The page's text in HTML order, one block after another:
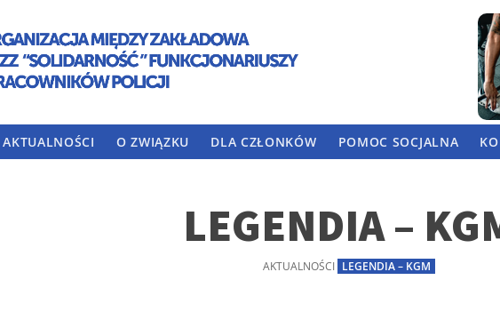
AKTUALNOŚCI O ZWIĄZKU DLA CZŁONKÓW POMOC SOCJALNA
LEGENDIA –
AKTUALNOŚCI LEGENDIA – KGM